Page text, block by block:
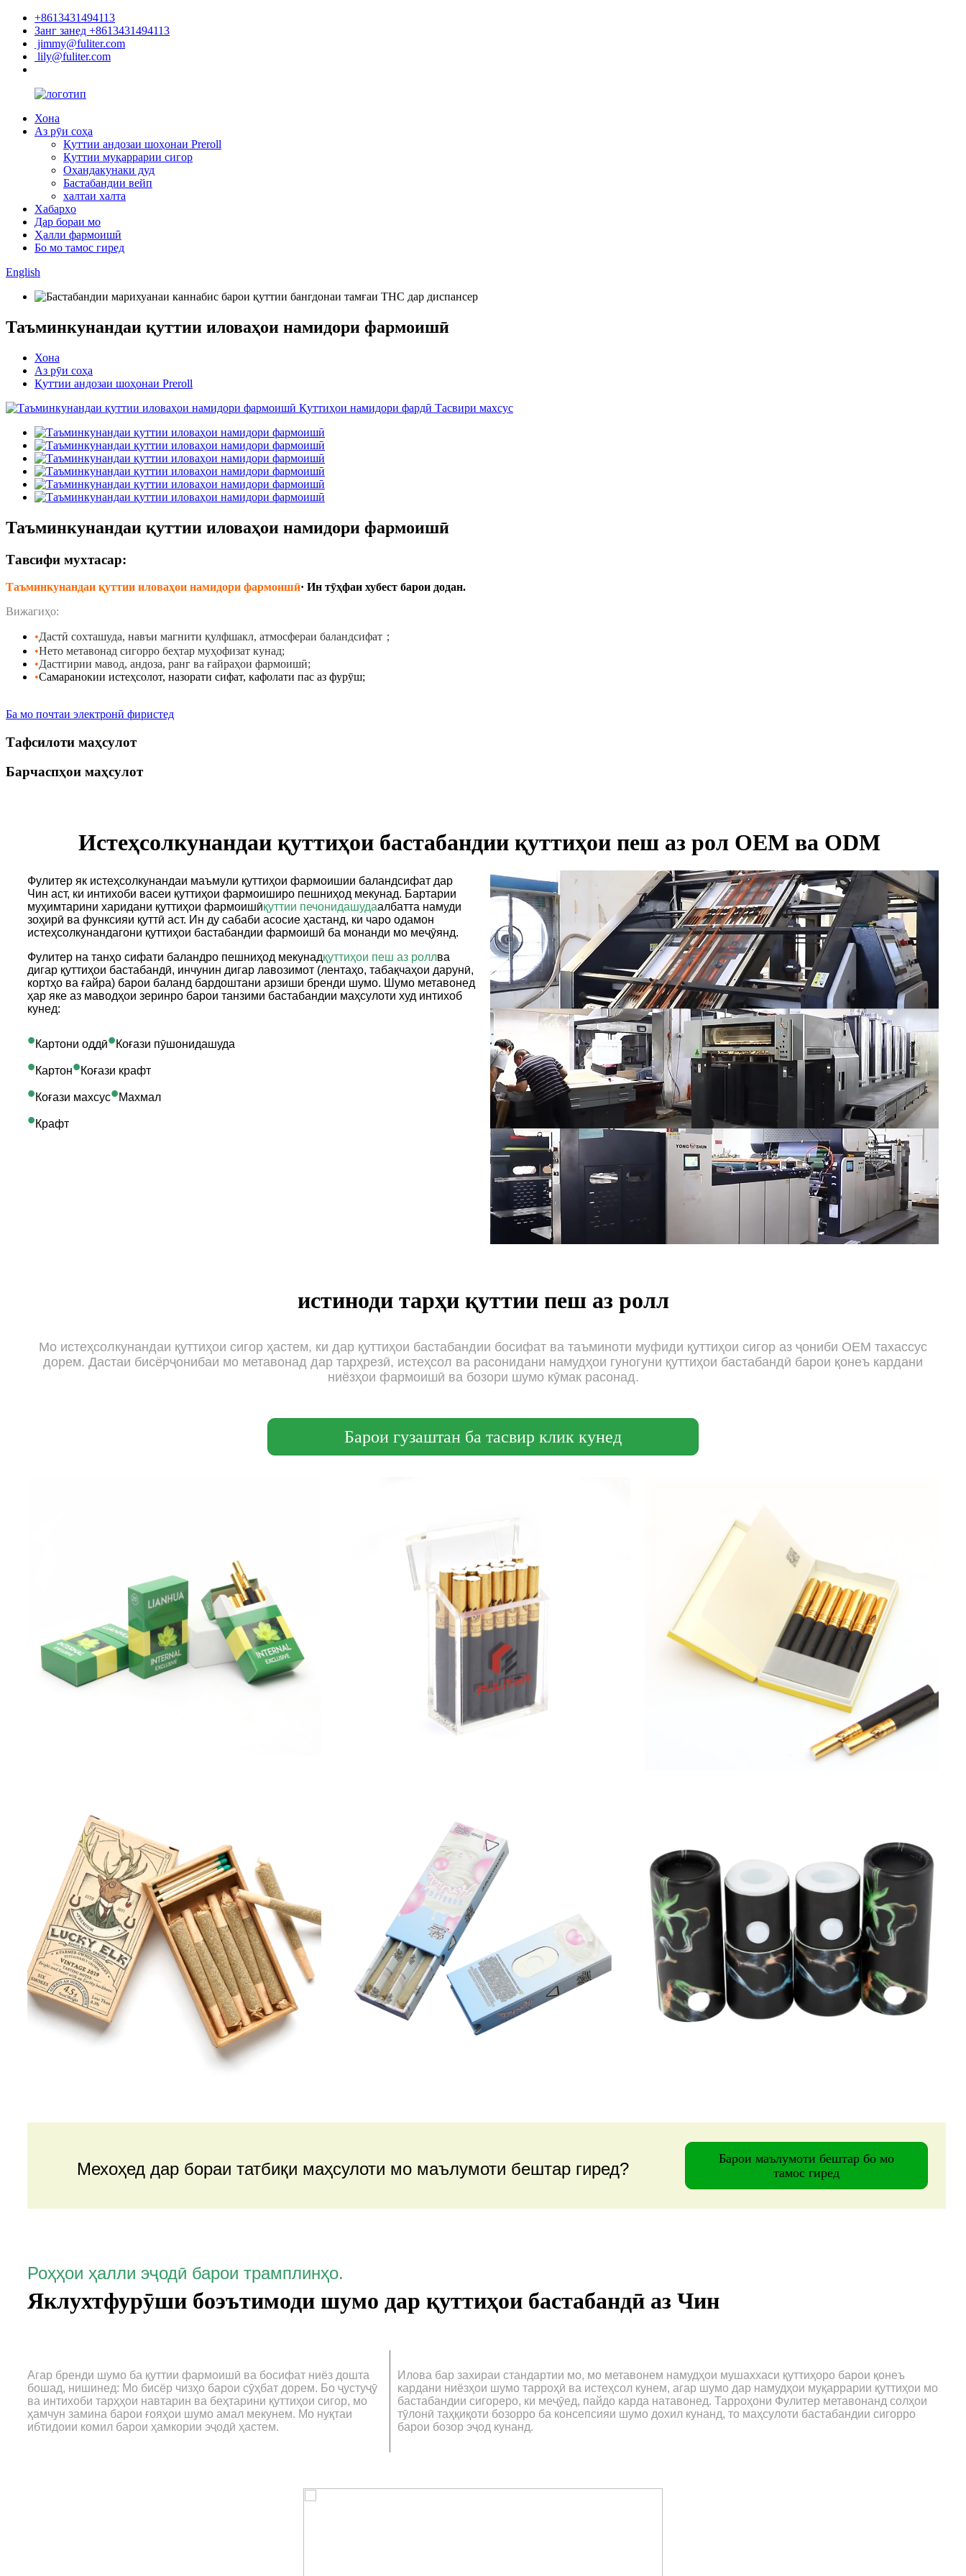
+8613431494113
Занг занед +8613431494113
jimmy@fuliter.com
lily@fuliter.com
Хона
Аз рӯи соҳа
Қуттии андозаи шоҳонаи Preroll
Қуттии муқаррарии сигор
Оҳандакунаки дуд
Бастабандии вейп
халтаи халта
Хабарҳо
Дар бораи мо
Ҳалли фармоишӣ
Бо мо тамос гиред
English
Таъминкунандаи қуттии иловаҳои намидори фармоишӣ
Хона
Аз рӯи соҳа
Қуттии андозаи шоҳонаи Preroll
Таъминкунандаи қуттии иловаҳои намидори фармоишӣ
Тавсифи мухтасар:
Таъминкунандаи қуттии иловаҳои намидори фармоишӣ· Ин тӯҳфаи хубест барои додан.
Вижагиҳо:
•Дастӣ сохташуда, навъи магнити қулфшакл, атмосфераи баландсифат ；
•Нето метавонад сигорро беҳтар муҳофизат кунад;
•Дастгирии мавод, андоза, ранг ва ғайраҳои фармоишӣ;
•Самаранокии истеҳсолот, назорати сифат, кафолати пас аз фурӯш;
Ба мо почтаи электронӣ фиристед
Тафсилоти маҳсулот
Барчаспҳои маҳсулот
Истеҳсолкунандаи қуттиҳои бастабандии қуттиҳои пеш аз рол OEM ва ODM
Фулитер як истеҳсолкунандаи маъмули қуттиҳои фармоишии баландсифат дар
Чин аст, ки интихоби васеи қуттиҳои фармоиширо пешниҳод мекунад. Бартарии
муҳимтарини харидани қуттиҳои фармоишӣқуттии печонидашудаалбатта намуди
зоҳирӣ ва функсияи қуттӣ аст. Ин ду сабаби асосие ҳастанд, ки чаро одамон
истеҳсолкунандагони қуттиҳои бастабандии фармоишӣ ба монанди мо меҷӯянд.
Фулитер на танҳо сифати баландро пешниҳод мекунадқуттиҳои пеш аз роллва
дигар қуттиҳои бастабандӣ, инчунин дигар лавозимот (лентаҳо, табақчаҳои дарунӣ,
кортҳо ва ғайра) барои баланд бардоштани арзиши бренди шумо. Шумо метавонед
ҳар яке аз маводҳои зеринро барои танзими бастабандии маҳсулоти худ интихоб
кунед:
•Картони оддӣ•Коғази пӯшонидашуда
•Картон•Коғази крафт
•Коғази махсус•Махмал
•Крафт
истиноди тарҳи қуттии пеш аз ролл
Мо истеҳсолкунандаи қуттиҳои сигор ҳастем, ки дар қуттиҳои бастабандии босифат ва таъминоти муфиди қуттиҳои сигор аз ҷониби OEM тахассус
дорем. Дастаи бисёрҷонибаи мо метавонад дар тарҳрезӣ, истеҳсол ва расонидани намудҳои гуногуни қуттиҳои бастабандӣ барои қонеъ кардани
ниёзҳои фармоишӣ ва бозори шумо кӯмак расонад.
Барои гузаштан ба тасвир клик кунед
Мехоҳед дар бораи татбиқи маҳсулоти мо маълумоти бештар гиред?
Барои маълумоти бештар бо мо
тамос гиред
Роҳҳои ҳалли эҷодӣ барои трамплинҳо.
Яклухтфурӯши боэътимоди шумо дар қуттиҳои бастабандӣ аз Чин
Агар бренди шумо ба қуттии фармоишӣ ва босифат ниёз дошта
бошад, нишинед: Мо бисёр чизҳо барои сӯҳбат дорем. Бо ҷустуҷӯ
ва интихоби тарҳҳои навтарин ва беҳтарини қуттиҳои сигор, мо
ҳамчун замина барои ғояҳои шумо амал мекунем. Мо нуқтаи
ибтидоии комил барои ҳамкории эҷодӣ ҳастем.
Илова бар захираи стандартии мо, мо метавонем намудҳои мушаххаси қуттиҳоро барои қонеъ
кардани ниёзҳои шумо тарроҳӣ ва истеҳсол кунем, агар шумо дар намудҳои муқаррарии қуттиҳои мо
бастабандии сигореро, ки меҷӯед, пайдо карда натавонед. Тарроҳони Фулитер метавонанд солҳои
тӯлонӣ таҳқиқоти бозорро ба консепсияи шумо дохил кунанд, то маҳсулоти бастабандии сигорро
барои бозор эҷод кунанд.